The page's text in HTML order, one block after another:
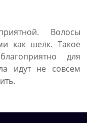
Волосы
как шелк. Такое
для
идут не совсем